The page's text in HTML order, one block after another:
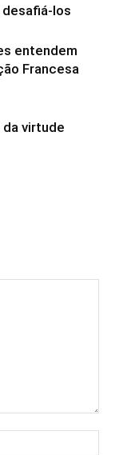
desafiá-los
entendem
Francesa
virtude